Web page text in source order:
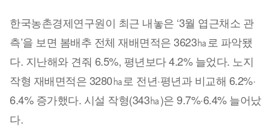
한국농촌경제연구원이 최근 내놓은 ‘3월 엽근채소 관
측’을 보면 봄배추 전체 재배면적은 3623㏊로 파악됐
다. 지난해와 견줘 6.5%, 평년보다 4.2% 늘었다. 노지
작형 재배면적은 3280㏊로 전년·평년과 비교해 6.2%·
6.4% 증가했다. 시설 작형(343㏊)은 9.7%·6.4% 늘어났
다.